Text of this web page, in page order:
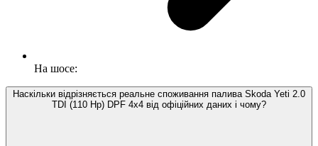
На шосе:
Наскільки відрізняється реальне споживання палива Skoda Yeti 2.0
TDI (110 Hp) DPF 4x4 від офіційних даних і чому?